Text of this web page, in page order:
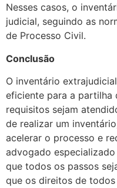
Nesses casos, o
judicial, seguindo as
de Processo Civil.
Conclusão
O inventário
eficiente para a partilha
requisitos sejam
de realizar um
acelerar o processo e
advogado
que todos os passos
que os direitos de